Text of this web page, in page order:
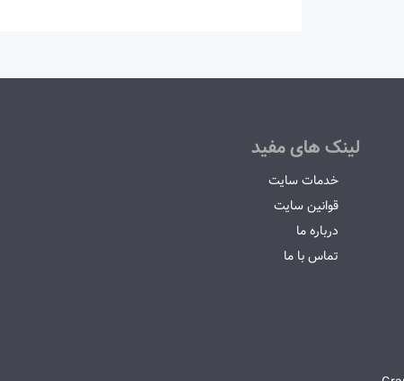
لینک های مفید
خدمات سایت
قوانین سایت
درباره ما
تماس با ما